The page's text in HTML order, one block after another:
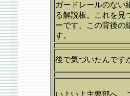
ガードレールのない
る解説板。これを見
ーです。この背後の
す。
後で気づいたんです
いよいよ主要部へ。